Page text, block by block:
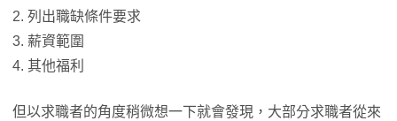
2. 列出職缺條件要求
3. 薪資範圍
4. 其他福利
但以求職者的角度稍微想一下就會發現，大部分求職者從來